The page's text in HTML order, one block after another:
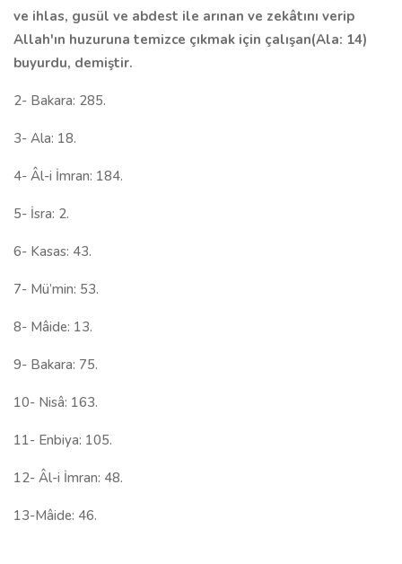
ve ihlas, gusül ve abdest ile arınan ve zekâtını verip
Allah'ın huzuruna temizce çıkmak için çalışan(Ala: 14)
buyurdu, demiştir.
2- Bakara: 285.
3- Ala: 18.
4- Âl-i İmran: 184.
5- İsra: 2.
6- Kasas: 43.
7- Mü’min: 53.
8- Mâide: 13.
9- Bakara: 75.
10- Nisâ: 163.
11- Enbiya: 105.
12- Âl-i İmran: 48.
13-Mâide: 46.